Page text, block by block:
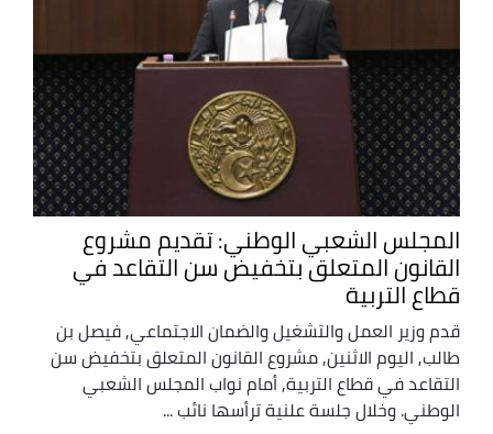
المجلس الشعبي الوطني: تقديم مشروع
القانون المتعلق بتخفيض سن التقاعد في
قطاع ​​​​​​​التربية
قدم وزير العمل والتشغيل والضمان الاجتماعي, فيصل بن
طالب, اليوم الاثنين, مشروع القانون المتعلق بتخفيض سن
التقاعد في قطاع التربية, أمام نواب المجلس الشعبي
الوطني. وخلال جلسة علنية ترأسها نائب ...